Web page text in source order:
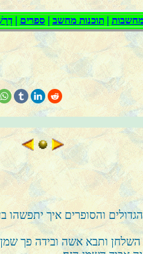
והסופרים איך יתפשהו
השלחן ותבא אשה ובידה פך